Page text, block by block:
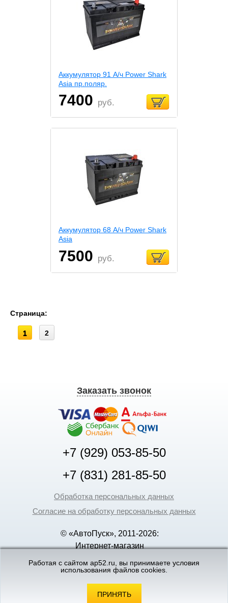
Аккумулятор 91 А/ч Power Shark
Asia пр.поляр.
7400 руб.
Аккумулятор 68 А/ч Power Shark
Asia
7500 руб.
Страница:
1 2
Заказать звонок
+7 (929) 053-85-50
+7 (831) 281-85-50
Обработка персональных данных
Согласие на обработку персональных данных
© «АвтоПуск», 2011-2026:
Интернет-магазин
Новгороде
«Вебмеханика»- создание и поддержка
интернет-магазинов
Работая с сайтом ap52.ru, вы принимаете условия
использования файлов cookies.
ПРИНЯТЬ